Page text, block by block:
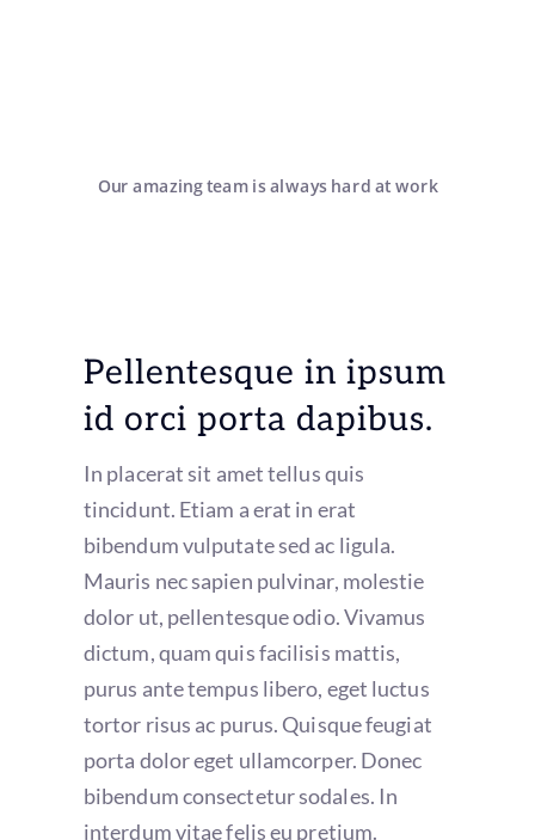
Our amazing team is always hard at work
Pellentesque in ipsum
id orci porta dapibus.
In placerat sit amet tellus quis
tincidunt. Etiam a erat in erat
bibendum vulputate sed ac ligula.
Mauris nec sapien pulvinar, molestie
dolor ut, pellentesque odio. Vivamus
dictum, quam quis facilisis mattis,
purus ante tempus libero, eget luctus
tortor risus ac purus. Quisque feugiat
porta dolor eget ullamcorper. Donec
bibendum consectetur sodales. In
interdum vitae felis eu pretium.